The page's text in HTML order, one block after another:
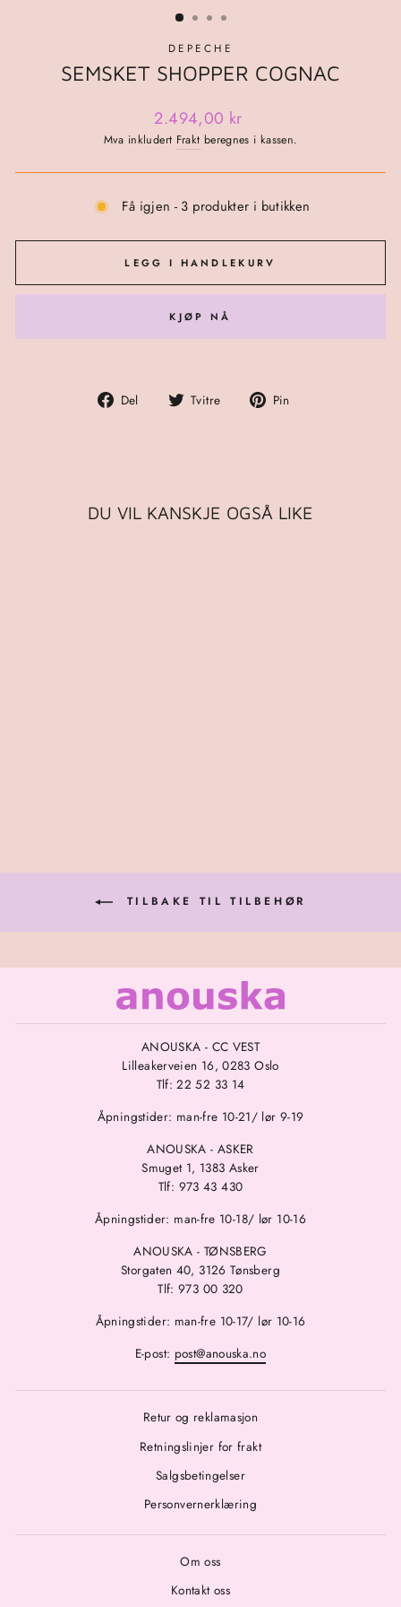
DEPECHE
SEMSKET SHOPPER COGNAC
Ordinær
pris
2.494,00 kr
Mva inkludert Frakt beregnes i kassen.
Få igjen - 3 produkter i butikken
LEGG I HANDLEKURV
KJØP NÅ
Del
Del
Tvitre
Tvitre Pin
DU VIL KANSKJE OGSÅ LIKE
TILBAKE TIL TILBEHØR
ANOUSKA - CC VEST
Lilleakerveien 16, 0283 Oslo
Tlf: 22 52 33 14
Åpningstider: man-fre 10-21/ lør 9-19
ANOUSKA - ASKER
Smuget 1, 1383 Asker
Tlf: 973 43 430
Åpningstider: man-fre 10-18/ lør 10-16
ANOUSKA - TØNSBERG
Storgaten 40, 3126 Tønsberg
Tlf: 973 00 320
Åpningstider: man-fre 10-17/ lør 10-16
E-post: post@anouska.no
Retur og reklamasjon
Retningslinjer for frakt
Salgsbetingelser
Personvernerklæring
Om oss
Kontakt oss